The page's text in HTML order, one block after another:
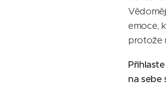
emoce,
protože
na sebe